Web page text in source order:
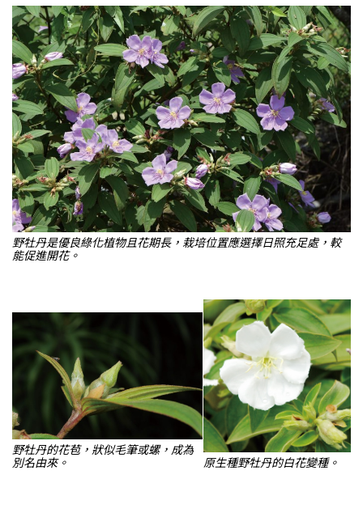
野牡丹是優良綠化植物且花期長，栽培位置應選擇日照充足處，較
能促進開花。
野牡丹的花苞，狀似毛筆或螺，成為
別名由來。 原生種野牡丹的白花變種。